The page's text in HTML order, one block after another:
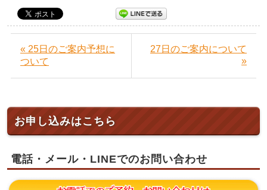
« 25日のご案内予想に
ついて
27日のご案内について
»
お申し込みはこちら
電話・メール・LINEでのお問い合わせ